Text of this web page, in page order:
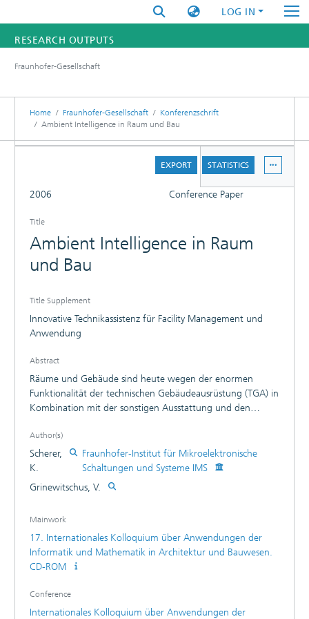
LOG IN
RESEARCH OUTPUTS
RESEARCHERS
INSTITUTES
Fraunhofer-Gesellschaft
Home Fraunhofer-Gesellschaft
Konferenzschrift
Ambient Intelligence in Raum und Bau
EXPORT STATISTICS
2006 Conference Paper
Title
Ambient Intelligence in Raum
und Bau
Title Supplement
Innovative Technikassistenz für Facility Management und
Anwendung
Abstract
Räume und Gebäude sind heute wegen der enormen
Funktionalität der technischen Gebäudeausrüstung (TGA) in
Kombination mit der sonstigen Ausstattung und den
innovative Konzepte der integrierten Bedienung kaum
noch beherrschbar bzw. optimal nutzbar. Dies gilt sowohl
für Wohn- als auch für Zweckimmobilien. Die
Gebäudeleittechnik (GLT) und die Gebäudeautomation (GA)
können hier unter sinnvoller Integration der Möglichkeiten
Informationstechnik erheblich zu nutzbringenden
Innovationen beitragen. Die Automobilindustrie hat in den
letzten Jahren gezeigt, wie durch einen integralen
Systemansatz und durch Einsatz von Elektronik,
technische Assistenz der Anwender machbar ist. Genannt
sei hier das Konzept des Cockpits mit integrierter
Author(s)
Scherer,
K.
Fraunhofer-Institut für Mikroelektronische
Schaltungen und Systeme IMS
Grinewitschus, V.
Mainwork
17. Internationales Kolloquium über Anwendungen der
Informatik und Mathematik in Architektur und Bauwesen.
CD-ROM
Conference
Internationales Kolloquium über Anwendungen der